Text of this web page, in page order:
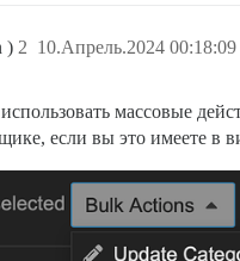
) 10.Апрель.2024 00:18:09
2
массовые
если вы это имеете в